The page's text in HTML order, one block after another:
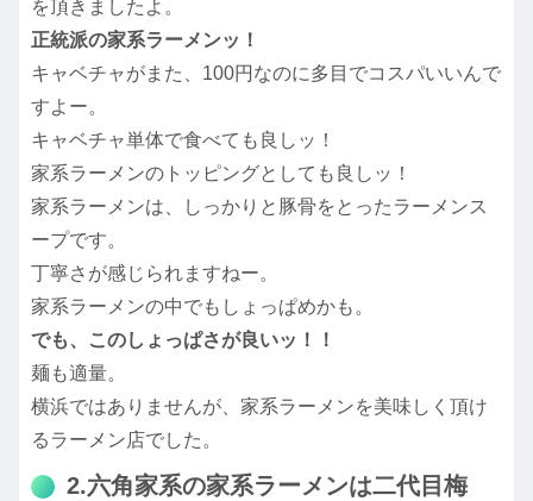
を頂きましたよ。
正統派の家系ラーメンッ！
キャベチャがまた、100円なのに多目でコスパいいんで
すよー。
キャベチャ単体で食べても良しッ！
家系ラーメンのトッピングとしても良しッ！
家系ラーメンは、しっかりと豚骨をとったラーメンス
ープです。
丁寧さが感じられますねー。
家系ラーメンの中でもしょっぱめかも。
でも、このしょっぱさが良いッ！！
麺も適量。
横浜ではありませんが、家系ラーメンを美味しく頂け
るラーメン店でした。
2.六角家系の家系ラーメンは二代目梅